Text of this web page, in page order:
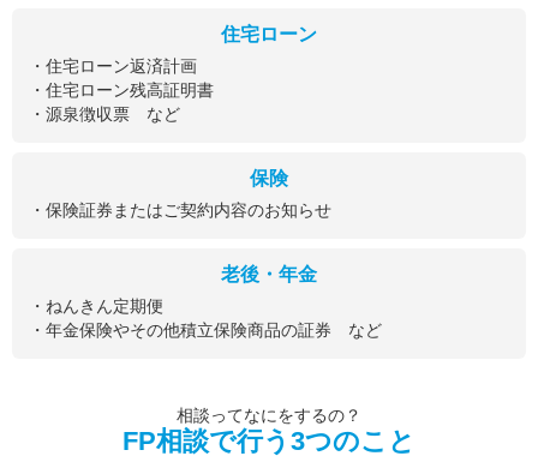
住宅ローン
・住宅ローン返済計画
・住宅ローン残高証明書
・源泉徴収票 など
保険
・保険証券またはご契約内容のお知らせ
老後・年金
・ねんきん定期便
・年金保険やその他積立保険商品の証券 など
相談ってなにをするの？
FP相談で行う3つのこと